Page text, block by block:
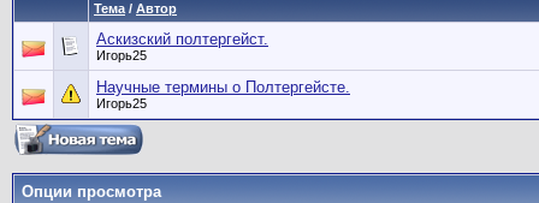
Тема / Автор
Аскизский полтергейст.
Игорь25
Научные термины о Полтергейсте.
Игорь25
Опции просмотра